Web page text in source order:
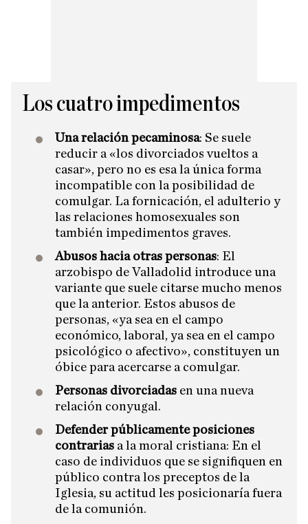
Los cuatro impedimentos
Una relación pecaminosa: Se suele
reducir a «los divorciados vueltos a
casar», pero no es esa la única forma
incompatible con la posibilidad de
comulgar. La fornicación, el adulterio y
las relaciones homosexuales son
también impedimentos graves.
Abusos hacia otras personas: El
arzobispo de Valladolid introduce una
variante que suele citarse mucho menos
que la anterior. Estos abusos de
personas, «ya sea en el campo
económico, laboral, ya sea en el campo
psicológico o afectivo», constituyen un
óbice para acercarse a comulgar.
Personas divorciadas en una nueva
relación conyugal.
​Defender públicamente posiciones
contrarias a la moral cristiana: En el
caso de individuos que se signifiquen en
público contra los preceptos de la
Iglesia, su actitud les posicionaría fuera
de la comunión.